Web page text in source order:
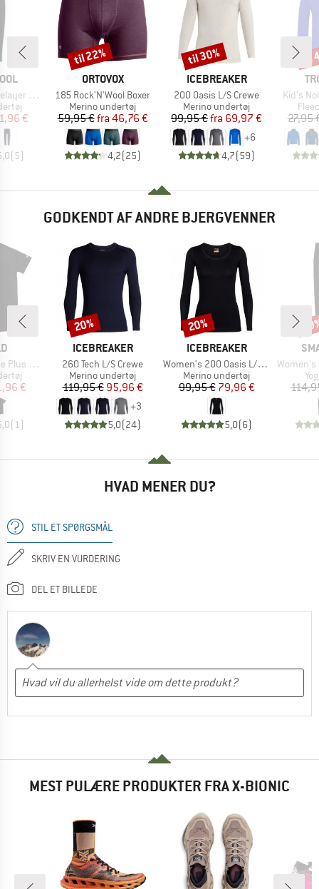
Boxed
pris
€
(5)
MÆRKE
ORTOVOX
Artikel
185 Rock'N'Wool Boxer
Produktgruppe
Merino undertøj
Pris
59,95 € Nedsat pris
fra 46,76 €
4,2(25)
Rabat
til 22%
MÆRKE
ICEBREAKER
Artikel
200 Oasis L/S Crewe
Produktgruppe
Merino undertøj
Pris
99,95 € Nedsat pris
fra 69,97 €
+6
4,7(59)
Rabat
til 30%
Artikel
Kid's
27,95
GODKENDT AF ANDRE BJERGVENNER
T-Shirt
pris
€
(1)
MÆRKE
ICEBREAKER
Artikel
260 Tech L/S Crewe
Produktgruppe
Merino undertøj
Pris
119,95 €Nedsat pris
95,96 €
+3
5,0(24)
Rabat
20%
MÆRKE
ICEBREAKER
Artikel
Women's 200 Oasis L/S Scoop
Produktgruppe
Merino undertøj
Pris
99,95 €Nedsat pris
79,96 €
5,0(6)
Rabat
20%
Artikel
Women's Merino
HVAD MENER DU?
STIL ET SPØRGSMÅL
SKRIV EN VURDERING
DEL ET BILLEDE
MEST PULÆRE PRODUKTER FRA X-BIONIC